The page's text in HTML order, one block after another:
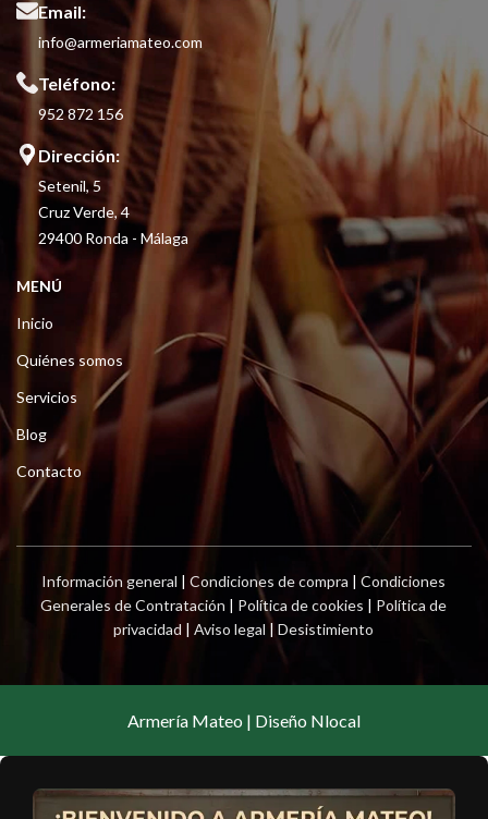
Email:
info@armeriamateo.com
Teléfono:
952 872 156
Dirección:
Setenil, 5
Cruz Verde, 4
29400 Ronda - Málaga
MENÚ
Inicio
Quiénes somos
Servicios
Blog
Contacto
Información general |Condiciones de compra |Condiciones
Generales de Contratación | Política de cookies | Política de
privacidad |Aviso legal |Desistimiento
Armería Mateo | Diseño Nlocal